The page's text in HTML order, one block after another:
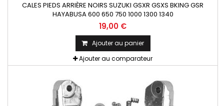
CALES PIEDS ARRIÈRE NOIRS SUZUKI GSXR GSXS BKING GSR
HAYABUSA 600 650 750 1000 1300 1340
19,00 €
Ajouter au panier
Ajouter au comparateur